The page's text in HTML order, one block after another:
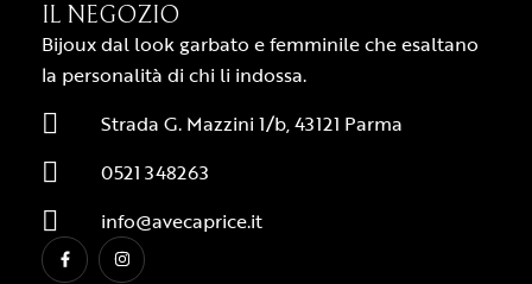
IL NEGOZIO
Bijoux dal look garbato e femminile che esaltano
la personalità di chi li indossa.
Strada G. Mazzini 1/b, 43121 Parma
0521 348263
info@avecaprice.it